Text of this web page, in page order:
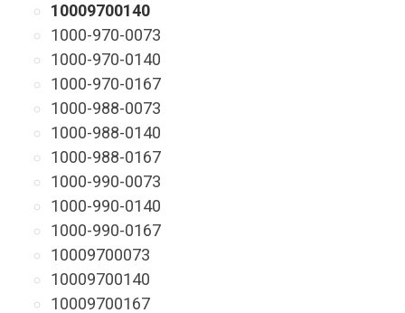
10009700140
1000-970-0073
1000-970-0140
1000-970-0167
1000-988-0073
1000-988-0140
1000-988-0167
1000-990-0073
1000-990-0140
1000-990-0167
10009700073
10009700140
10009700167